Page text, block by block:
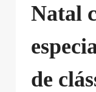
Natal
de